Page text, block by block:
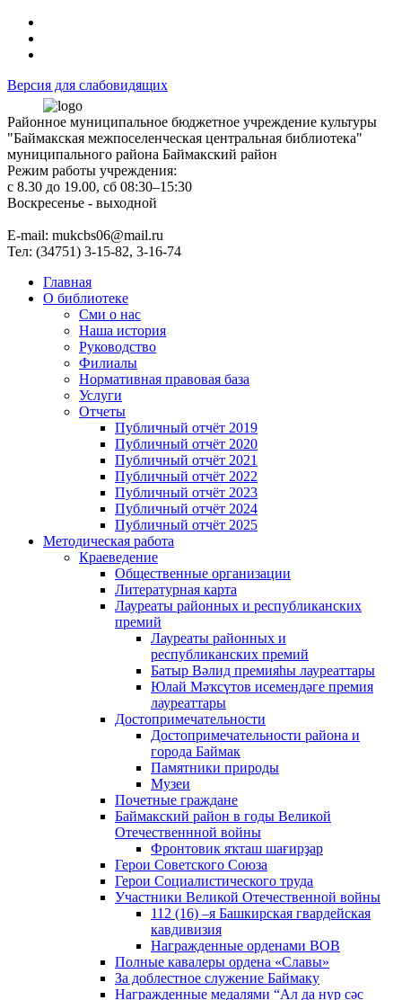
Версия для слабовидящих
Районное муниципальное бюджетное учреждение культуры
"Баймакская межпоселенческая центральная библиотека"
муниципального района Баймакский район
Режим работы учреждения:
с 8.30 до 19.00, сб 08:30–15:30
Воскресенье - выходной
Е-mail: mukcbs06@mail.ru
Тел: (34751) 3-15-82, 3-16-74
Главная
О библиотеке
Сми о нас
Наша история
Руководство
Филиалы
Нормативная правовая база
Услуги
Отчеты
Публичный отчёт 2019
Публичный отчёт 2020
Публичный отчёт 2021
Публичный отчёт 2022
Публичный отчёт 2023
Публичный отчёт 2024
Публичный отчёт 2025
Методическая работа
Краеведение
Общественные организации
Литературная карта
Лауреаты районных и республиканских
премий
Лауреаты районных и
республиканских премий
Батыр Вәлид премияһы лауреаттары
Юлай Мәҡсүтов исемендәге премия
лауреаттары
Достопримечательности
Достопримечательности района и
города Баймак
Памятники природы
Музеи
Почетные граждане
Баймакский район в годы Великой
Отечественнной войны
Фронтовик яҡташ шағирҙар
Герои Советского Союза
Герои Социалистического труда
Участники Великой Отечественной войны
112 (16) –я Башкирская гвардейская
кавдивизия
Награжденные орденами ВОВ
Полные кавалеры ордена «Славы»
За доблестное служение Баймаку
Награжденные медалями “Ал да нур сәс